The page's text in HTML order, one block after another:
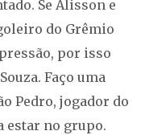
Se Alisson e
do Grêmio
por isso
Faço uma
Pedro, jogador do
estar no grupo.